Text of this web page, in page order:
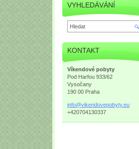
VYHLEDÁVÁNÍ
KONTAKT
Víkendové pobyty
Pod Harfou 933/62
Vysočany
190 00 Praha
info@vikendovepobyty.eu
+420704130337